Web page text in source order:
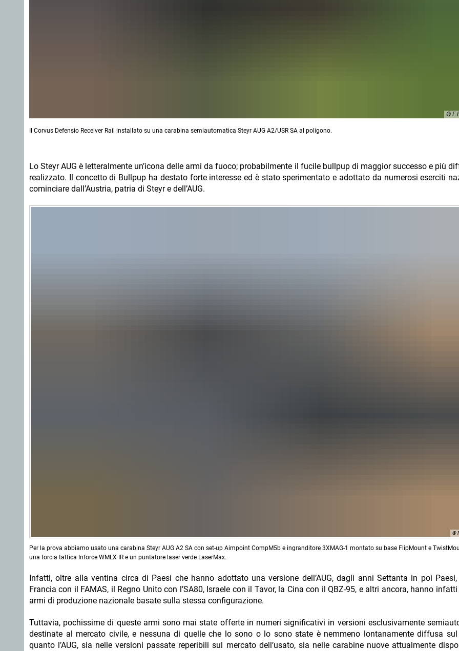
©
Il Corvus Defensio Receiver Rail installato su una carabina semiautomatica Steyr AUG A2/USR SA al poligono.
Lo Steyr AUG è letteralmente un’icona delle armi da fuoco; probabilmente il fucile bullpup di maggior successo e più
realizzato. Il concetto di Bullpup ha destato forte interesse ed è stato sperimentato e adottato da numerosi eserciti
cominciare dall’Austria, patria di Steyr e dell’AUG.
©
Per la prova abbiamo usato una carabina Steyr AUG A2 SA con set-up Aimpoint CompM5b e ingranditore 3XMAG-1 montato su base FlipMount e
una torcia tattica Inforce WMLX IR e un puntatore laser verde LaserMax.
Infatti, oltre alla ventina circa di Paesi che hanno adottato una versione dell’AUG, dagli anni Settanta in poi
Francia con il FAMAS, il Regno Unito con l’SA80, Israele con il Tavor, la Cina con il QBZ-95, e altri ancora, hanno
armi di produzione nazionale basate sulla stessa configurazione.
Tuttavia, pochissime di queste armi sono mai state offerte in numeri significativi in versioni esclusivamente
destinate al mercato civile, e nessuna di quelle che lo sono o lo sono state è nemmeno lontanamente diffusa sul
quanto l’AUG, sia nelle versioni passate reperibili sul mercato dell’usato, sia nelle carabine nuove attualmente